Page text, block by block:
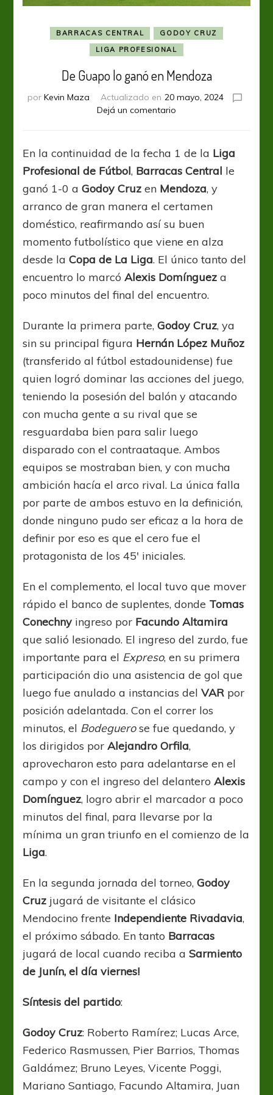
BARRACAS CENTRAL
GODOY CRUZ
LIGA PROFESIONAL
De Guapo lo ganó en Mendoza
por Kevin Maza Actualizado en 20 mayo, 2024
Dejá un comentario
lo
ganó
en
Mendoza
En la continuidad de la fecha 1 de la Liga
Profesional de Fútbol, Barracas Central le
ganó 1-0 aGodoy Cruzen Mendoza, y
arranco de gran manera el certamen
doméstico, reafirmando así su buen
momento futbolístico que viene en alza
desde laCopa de La Liga. El único tanto del
encuentro lo marcóAlexis Domíngueza
poco minutos del final del encuentro.
Durante la primera parte,Godoy Cruz, ya
sin su principal figura Hernán López Muñoz
(transferido al fútbol estadounidense) fue
quien logró dominar las acciones del juego,
teniendo la posesión del balón y atacando
con mucha gente a su rival que se
resguardaba bien para salir luego
disparado con el contraataque. Ambos
equipos se mostraban bien, y con mucha
ambición hacía el arco rival. La única falla
por parte de ambos estuvo en la definición,
donde ninguno pudo ser eficaz a la hora de
definir por eso es que el cero fue el
protagonista de los 45′ iniciales.
En el complemento, el local tuvo que mover
rápido el banco de suplentes, donde Tomas
Conechny ingreso por Facundo Altamira
que salió lesionado. El ingreso del zurdo, fue
importante para el Expreso, en su primera
participación dio una asistencia de gol que
luego fue anulado a instancias delVAR por
posición adelantada. Con el correr los
minutos, el Bodeguerose fue quedando, y
los dirigidos porAlejandro Orfila,
aprovecharon esto para adelantarse en el
campo y con el ingreso del delanteroAlexis
Domínguez, logro abrir el marcador a poco
minutos del final, para llevarse por la
mínima un gran triunfo en el comienzo de la
Liga.
En la segunda jornada del torneo,Godoy
Cruz jugará de visitante el clásico
Mendocino frente Independiente Rivadavia,
el próximo sábado. En tanto Barracas
jugará de local cuando reciba aSarmiento
de Junín, el día viernes!
Síntesis del partido:
Godoy Cruz: Roberto Ramírez; Lucas Arce,
Federico Rasmussen, Pier Barrios, Thomas
Galdámez; Bruno Leyes, Vicente Poggi,
Mariano Santiago, Facundo Altamira, Juan